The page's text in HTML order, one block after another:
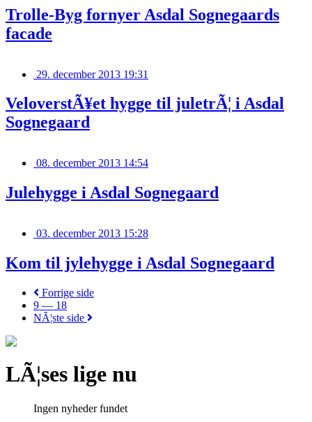
Trolle-Byg fornyer Asdal Sognegaards
facade
29. december 2013 19:31
VeloverstÃ¥et hygge til juletrÃ¦ i Asdal
Sognegaard
08. december 2013 14:54
Julehygge i Asdal Sognegaard
03. december 2013 15:28
Kom til jylehygge i Asdal Sognegaard
Forrige side
9 — 18
NÃ¦ste side
LÃ¦ses lige nu
Ingen nyheder fundet